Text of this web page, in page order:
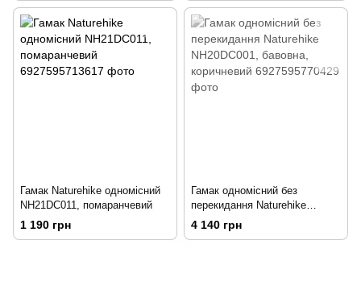
Гамак Naturehike одномісний
NH21DC011, помаранчевий
1 190 грн
Гамак одномісний без
перекидання Naturehike
NH20DC001, бавовна,
коричневий
4 140 грн